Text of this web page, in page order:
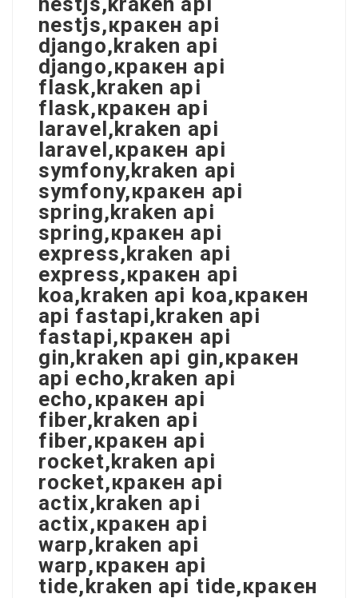
nestjs,кракен api
django,kraken api
django,кракен api
flask,kraken api
flask,кракен api
laravel,kraken api
laravel,кракен api
symfony,kraken api
symfony,кракен api
spring,kraken api
spring,кракен api
express,kraken api
express,кракен api
koa,kraken api koa,кракен
api fastapi,kraken api
fastapi,кракен api
gin,kraken api gin,кракен
api echo,kraken api
echo,кракен api
fiber,kraken api
fiber,кракен api
rocket,kraken api
rocket,кракен api
actix,kraken api
actix,кракен api
warp,kraken api
warp,кракен api
tide,kraken api tide,кракен